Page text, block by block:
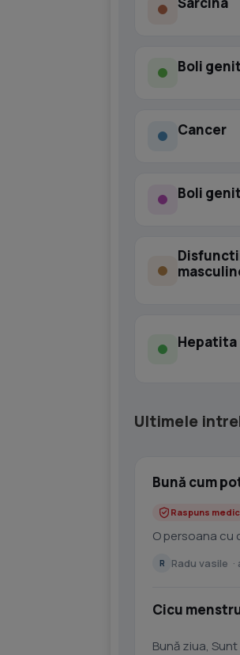
Boli
Cancer
Boli
Hepatita
Ultimele
Bună cum
Raspuns medic
O persoana cu
R Radu vasile ·
Cicu
Bună ziua,